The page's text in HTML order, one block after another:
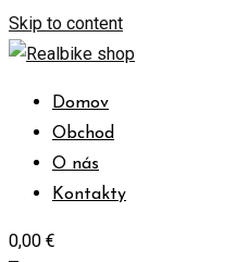
Skip to content
Domov
Obchod
O nás
Kontakty
0,00 €